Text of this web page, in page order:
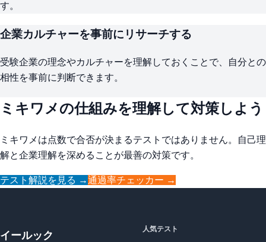
す。
企業カルチャーを事前にリサーチする
受験企業の理念やカルチャーを理解しておくことで、自分との
相性を事前に判断できます。
ミキワメの仕組みを理解して対策しよう
ミキワメは点数で合否が決まるテストではありません。自己理
解と企業理解を深めることが最善の対策です。
テスト解説を見る →通過率チェッカー →
イールック
人気テスト